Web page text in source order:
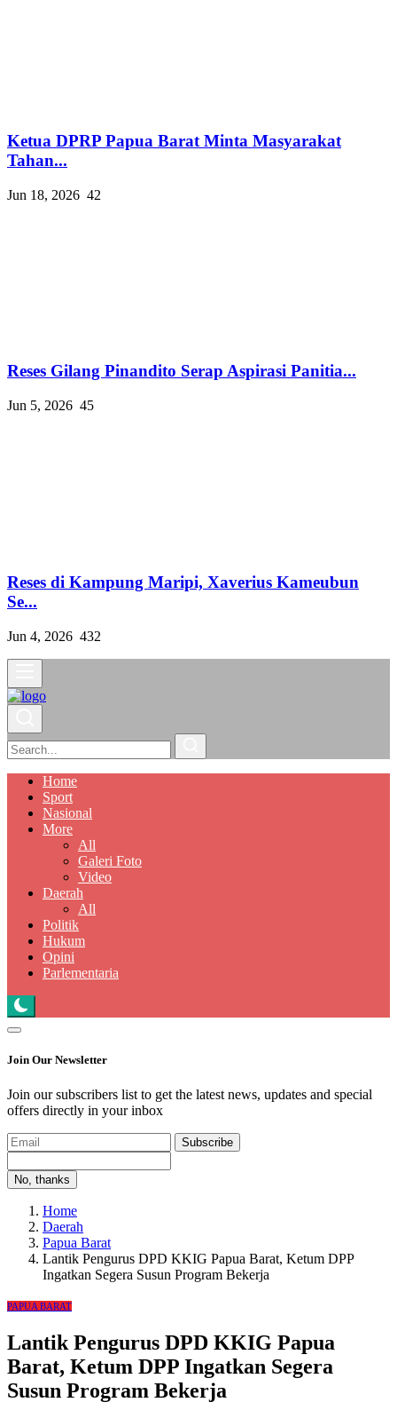
Ketua DPRP Papua Barat Minta Masyarakat
Tahan...
Jun 18, 2026 42
Reses Gilang Pinandito Serap Aspirasi Panitia...
Jun 5, 2026 45
Reses di Kampung Maripi, Xaverius Kameubun
Se...
Jun 4, 2026 432
Home
Sport
Nasional
More
All
Galeri Foto
Video
Daerah
All
Politik
Hukum
Opini
Parlementaria
Join Our Newsletter
Join our subscribers list to get the latest news, updates and special
offers directly in your inbox
Subscribe
No, thanks
Home
Daerah
Papua Barat
Lantik Pengurus DPD KKIG Papua Barat, Ketum DPP
Ingatkan Segera Susun Program Bekerja
PAPUA BARAT
Lantik Pengurus DPD KKIG Papua
Barat, Ketum DPP Ingatkan Segera
Susun Program Bekerja